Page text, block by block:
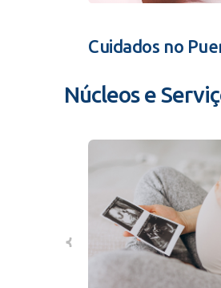
Cuidados no
Núcleos e